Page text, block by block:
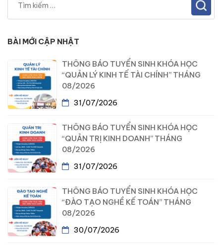
BÀI MỚI CẬP NHẬT
THÔNG BÁO TUYỂN SINH KHÓA HỌC
“QUẢN LÝ KINH TẾ TÀI CHÍNH” THÁNG
08/2026
31/07/2026
THÔNG BÁO TUYỂN SINH KHÓA HỌC
“QUẢN TRỊ KINH DOANH” THÁNG
08/2026
31/07/2026
THÔNG BÁO TUYỂN SINH KHÓA HỌC
“ĐÀO TẠO NGHỀ KẾ TOÁN” THÁNG
08/2026
30/07/2026